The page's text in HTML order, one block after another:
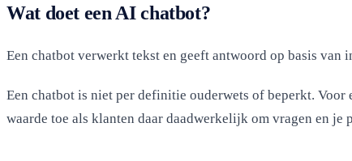
Wat doet een AI chatbot?
Een chatbot verwerkt tekst en geeft antwoord op basis
Een chatbot is niet per definitie ouderwets of beperkt.
waarde toe als klanten daar daadwerkelijk om vragen en je